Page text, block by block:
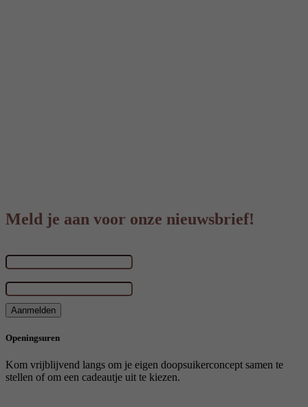
Meld je aan voor onze nieuwsbrief!
Aanmelden
Openingsuren
Kom vrijblijvend langs om je eigen doopsuikerconcept samen te
stellen of om een cadeautje uit te kiezen.